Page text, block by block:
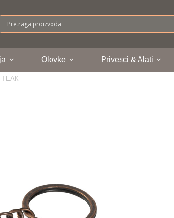
Olovke Privesci & Alati
TEAK